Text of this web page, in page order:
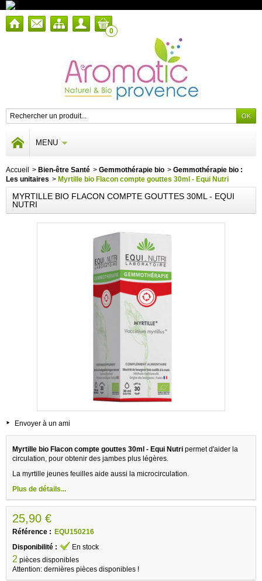
0
MENU
Accueil > Bien-être Santé > Gemmothérapie bio > Gemmothérapie bio :
Les unitaires > Myrtille bio Flacon compte gouttes 30ml - Equi Nutri
MYRTILLE BIO FLACON COMPTE GOUTTES 30ML - EQUI
NUTRI
Envoyer à un ami
Myrtille bio Flacon compte gouttes 30ml - Equi Nutri permet d'aider la
circulation, pour obtenir des jambes plus légères.
La myrtille jeunes feuilles aide aussi la microcirculation.
Plus de détails...
25,90 €
Référence : EQU150216
Disponibilité :
En stock
2 pièces disponibles
Attention: dernières pièces disponibles !